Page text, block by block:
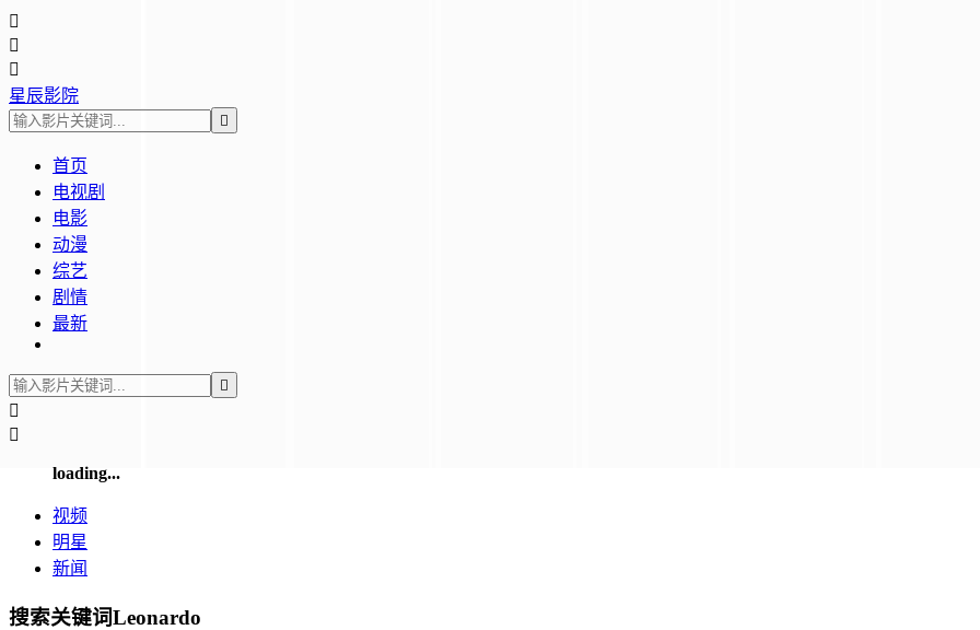



星辰影院

首页
电视剧
电影
动漫
综艺
剧情
最新



loading...
视频
明星
新闻
搜索关键词Leonardo